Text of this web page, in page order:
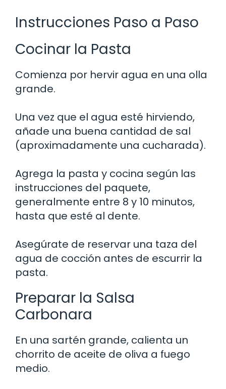
Instrucciones Paso a Paso
Cocinar la Pasta
Comienza por hervir agua en una olla
grande.
Una vez que el agua esté hirviendo,
añade una buena cantidad de sal
(aproximadamente una cucharada).
Agrega la pasta y cocina según las
instrucciones del paquete,
generalmente entre 8 y 10 minutos,
hasta que esté al dente.
Asegúrate de reservar una taza del
agua de cocción antes de escurrir la
pasta.
Preparar la Salsa
Carbonara
En una sartén grande, calienta un
chorrito de aceite de oliva a fuego
medio.